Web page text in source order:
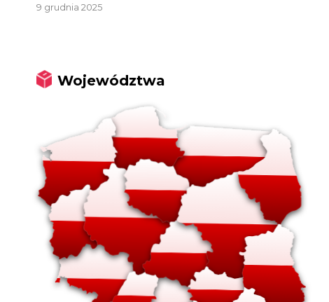
9 grudnia 2025
Województwa